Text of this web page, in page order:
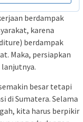
berdampak
karena
berdampak
Maka, persiapkan
lanjutnya.
besar tetapi
di Sumatera. Selama
kita harus berpikir